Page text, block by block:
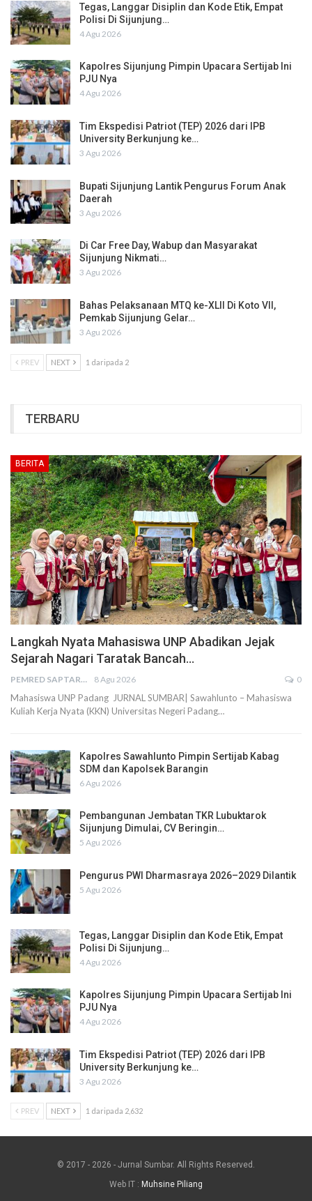
Tegas, Langgar Disiplin dan Kode Etik, Empat
Polisi Di Sijunjung…
4 Agu 2026
Kapolres Sijunjung Pimpin Upacara Sertijab Ini
PJU Nya
4 Agu 2026
Tim Ekspedisi Patriot (TEP) 2026 dari IPB
University Berkunjung ke…
3 Agu 2026
Bupati Sijunjung Lantik Pengurus Forum Anak
Daerah
3 Agu 2026
Di Car Free Day, Wabup dan Masyarakat
Sijunjung Nikmati…
3 Agu 2026
Bahas Pelaksanaan MTQ ke-XLII Di Koto VII,
Pemkab Sijunjung Gelar…
3 Agu 2026
PREV NEXT 1 daripada 2
TERBARU
BERITA
Langkah Nyata Mahasiswa UNP Abadikan Jejak
Sejarah Nagari Taratak Bancah…
PEMRED SAPTARIUS 8 Agu 2026 0
Mahasiswa UNP Padang JURNAL SUMBAR| Sawahlunto – Mahasiswa
Kuliah Kerja Nyata (KKN) Universitas Negeri Padang…
Kapolres Sawahlunto Pimpin Sertijab Kabag
SDM dan Kapolsek Barangin
6 Agu 2026
Pembangunan Jembatan TKR Lubuktarok
Sijunjung Dimulai, CV Beringin…
5 Agu 2026
Pengurus PWI Dharmasraya 2026–2029 Dilantik
5 Agu 2026
Tegas, Langgar Disiplin dan Kode Etik, Empat
Polisi Di Sijunjung…
4 Agu 2026
Kapolres Sijunjung Pimpin Upacara Sertijab Ini
PJU Nya
4 Agu 2026
Tim Ekspedisi Patriot (TEP) 2026 dari IPB
University Berkunjung ke…
3 Agu 2026
PREV NEXT 1 daripada 2,632
© 2017 - 2026 - Jurnal Sumbar. All Rights Reserved.
Web IT : Muhsine Piliang